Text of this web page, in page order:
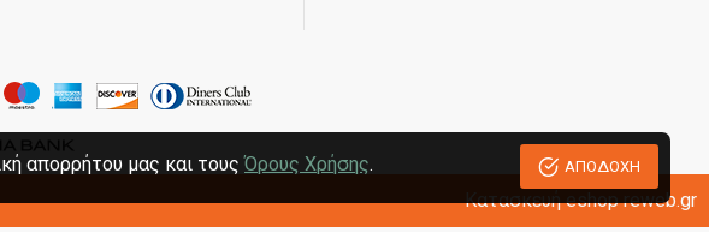
Κατασκευή eshop reweb.gr
ΑΠΟΔΟΧΗ
απορρήτου μας και τουςΌρους Χρήσης.